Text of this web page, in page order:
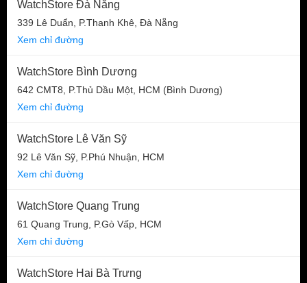
WatchStore Đà Nẵng
339 Lê Duẩn, P.Thanh Khê, Đà Nẵng
Xem chỉ đường
WatchStore Bình Dương
642 CMT8, P.Thủ Dầu Một, HCM (Bình Dương)
Xem chỉ đường
WatchStore Lê Văn Sỹ
92 Lê Văn Sỹ, P.Phú Nhuận, HCM
Xem chỉ đường
WatchStore Quang Trung
61 Quang Trung, P.Gò Vấp, HCM
Xem chỉ đường
WatchStore Hai Bà Trưng